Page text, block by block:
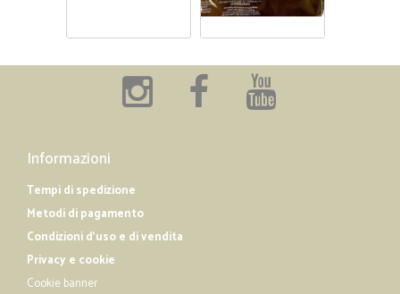
Informazioni
Tempi di spedizione
Metodi di pagamento
Condizioni d'uso e di vendita
Privacy e cookie
Cookie banner